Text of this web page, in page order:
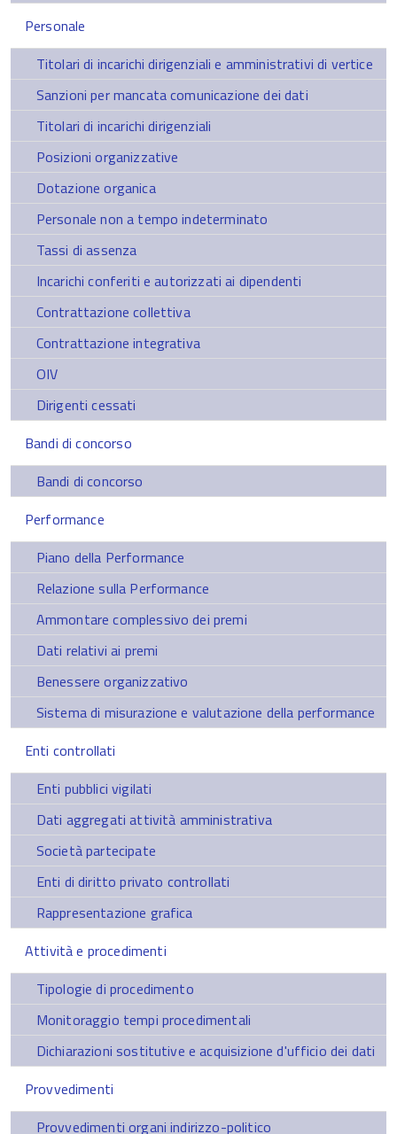
Personale
Titolari di incarichi dirigenziali e amministrativi di vertice
Sanzioni per mancata comunicazione dei dati
Titolari di incarichi dirigenziali
Posizioni organizzative
Dotazione organica
Personale non a tempo indeterminato
Tassi di assenza
Incarichi conferiti e autorizzati ai dipendenti
Contrattazione collettiva
Contrattazione integrativa
OIV
Dirigenti cessati
Bandi di concorso
Bandi di concorso
Performance
Piano della Performance
Relazione sulla Performance
Ammontare complessivo dei premi
Dati relativi ai premi
Benessere organizzativo
Sistema di misurazione e valutazione della performance
Enti controllati
Enti pubblici vigilati
Dati aggregati attività amministrativa
Società partecipate
Enti di diritto privato controllati
Rappresentazione grafica
Attività e procedimenti
Tipologie di procedimento
Monitoraggio tempi procedimentali
Dichiarazioni sostitutive e acquisizione d'ufficio dei dati
Provvedimenti
Provvedimenti organi indirizzo-politico